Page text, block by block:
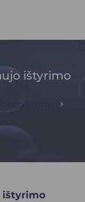
ištyrimo
tyrimai
ištyrimo